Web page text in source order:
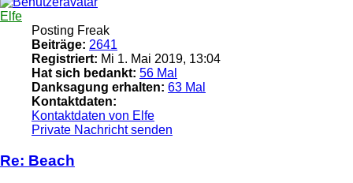
Elfe
Posting Freak
Beiträge: 2641
Registriert: Mi 1. Mai 2019, 13:04
Hat sich bedankt: 56 Mal
Danksagung erhalten: 63 Mal
Kontaktdaten:
Kontaktdaten von Elfe
Private Nachricht senden
Re: Beach